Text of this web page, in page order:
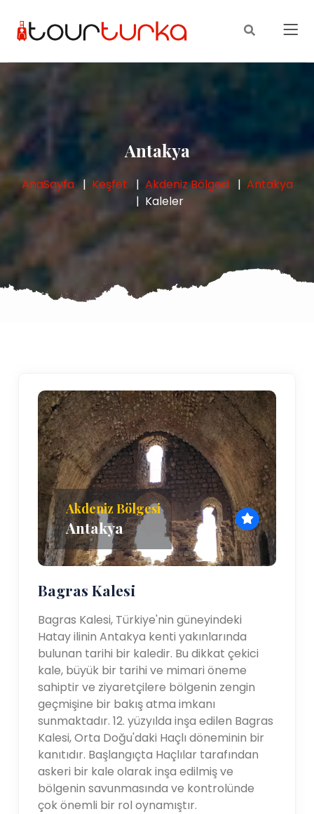
Antakya
AnaSayfa Keşfet Akdeniz Bölgesi
Antakya
Kaleler
Akdeniz Bölgesi
Antakya
Bagras Kalesi
Bagras Kalesi, Türkiye'nin güneyindeki
Hatay ilinin Antakya kenti yakınlarında
bulunan tarihi bir kaledir. Bu dikkat çekici
kale, büyük bir tarihi ve mimari öneme
sahiptir ve ziyaretçilere bölgenin zengin
geçmişine bir bakış atma imkanı
sunmaktadır. 12. yüzyılda inşa edilen Bagras
Kalesi, Orta Doğu'daki Haçlı döneminin bir
kanıtıdır. Başlangıçta Haçlılar tarafından
askeri bir kale olarak inşa edilmiş ve
bölgenin savunmasında ve kontrolünde
çok önemli bir rol oynamıştır.